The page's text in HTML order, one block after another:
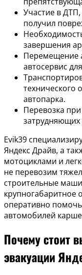
Участие в
получил
завершения
Перемещение
автосервис
технического
автопарка.
Перевозка
затрудняющих
Evik39
Яндекс Драйв, а
мотоциклами и
не перевозим
строительные
крупногабаритное
оперативно
автомобилей
Почему стоит
эвакуации